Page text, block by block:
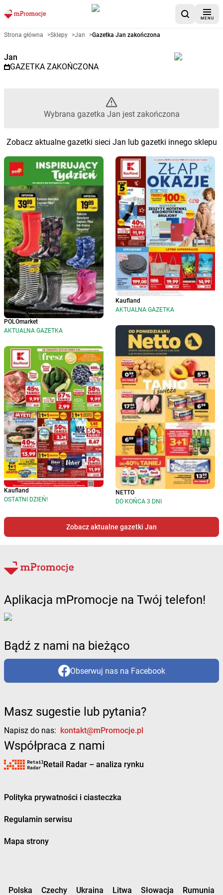
MENU
Gazetka promocyjna Jan –
Strona główna >Sklepy >Jan >Gazetka Jan zakończona
Jan
GAZETKA ZAKOŃCZONA
Wybrana gazetka Jan jest zakończona
Zobacz aktualne gazetki sieci Jan lub gazetki innego sklepu
POLOmarket
AKTUALNA GAZETKA
Kaufland
OSTATNI DZIEŃ!
Kaufland
AKTUALNA GAZETKA
NETTO
DO KOŃCA 3 DNI
Zobacz aktualne gazetki Jan
Aplikacja mPromocje na Twój telefon!
Bądź z nami na bieżąco
Obserwuj nas na Facebook
Masz sugestie lub pytania?
Napisz do nas: kontakt@mPromocje.pl
Współpraca z nami
Retail Radar – analiza rynku
Polityka prywatności i ciasteczka
Regulamin serwisu
Mapa strony
Polska Czechy Ukraina Litwa Słowacja Rumunia